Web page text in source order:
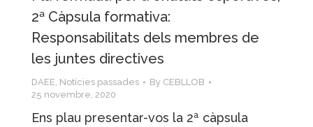
2ª Càpsula formativa:
Responsabilitats dels membres de
les juntes directives
DAEE, Notícies passades By CEBLLOB
25 novembre, 2020
Ens plau presentar-vos la 2ª càpsula